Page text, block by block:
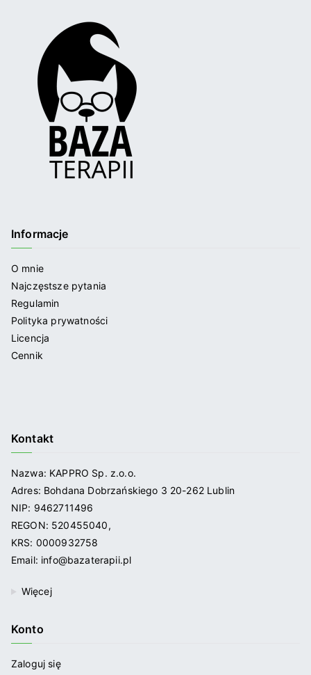
Informacje
O mnie
Najczęstsze pytania
Regulamin
Polityka prywatności
Licencja
Cennik
Kontakt
Nazwa: KAPPRO Sp. z.o.o.
Adres: Bohdana Dobrzańskiego 3 20-262 Lublin
NIP: 9462711496
REGON: 520455040,
KRS: 0000932758
Email: info@bazaterapii.pl
Więcej
Konto
Zaloguj się